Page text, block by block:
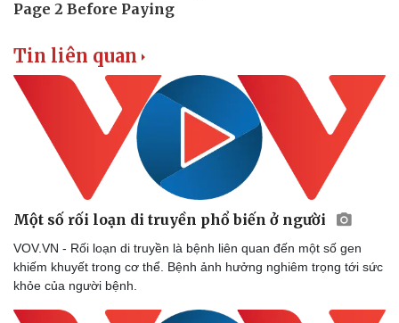
Tin liên quan
Một số rối loạn di truyền phổ biến ở người
VOV.VN - Rối loạn di truyền là bệnh liên quan đến một số gen
khiếm khuyết trong cơ thể. Bệnh ảnh hưởng nghiêm trọng tới sức
khỏe của người bệnh.